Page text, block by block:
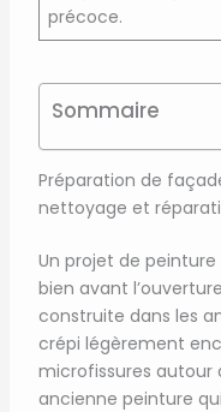
précoce.
Sommaire
Préparation de
nettoyage et
Un projet de
bien avant
construite dans les
crépi légèrement
microfissures autour
ancienne peinture